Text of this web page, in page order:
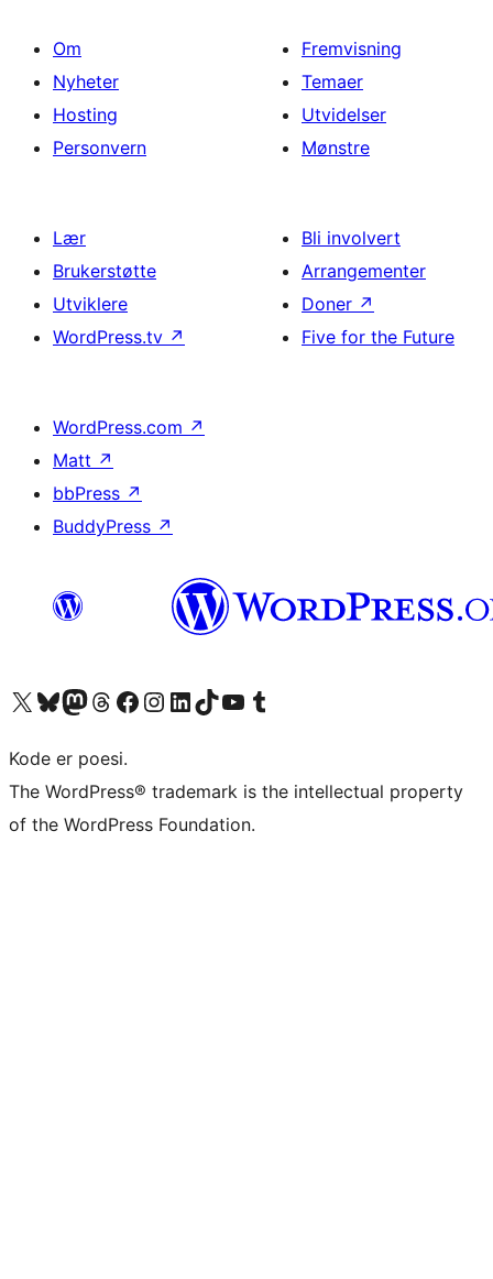
Om
Nyheter
Hosting
Personvern
Fremvisning
Temaer
Utvidelser
Mønstre
Lær
Brukerstøtte
Utviklere
WordPress.tv ↗
Bli involvert
Arrangementer
Doner ↗
Five for the Future
WordPress.com ↗
Matt ↗
bbPress ↗
BuddyPress ↗
Besøk vår konto på X Visit our Bluesky account
Besøk vår Mastodon-konto
Visit our Threads account
Besøk vår Facebook-sideBesøk vår Instagram-konto
Besøk vår LinkedIn-konto
Visit our TikTok account
Visit our YouTube channel
Visit our Tumblr account
Kode er poesi.
The WordPress® trademark is the intellectual property
of the WordPress Foundation.